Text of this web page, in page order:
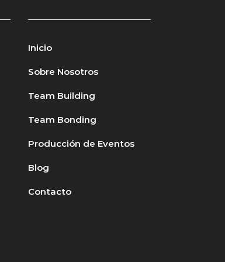
Inicio
Sobre Nosotros
Team Building
Team Bonding
Producción de Eventos
Blog
Contacto